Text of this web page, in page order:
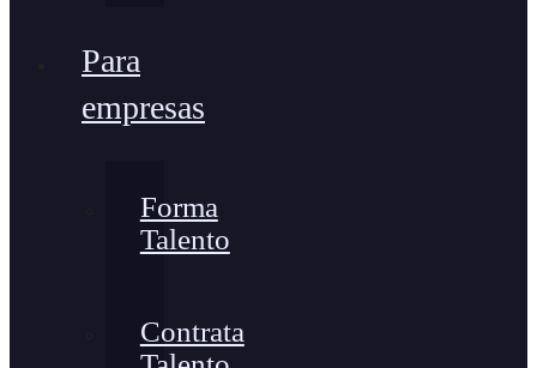
Para
empresas
Forma
Talento
Contrata